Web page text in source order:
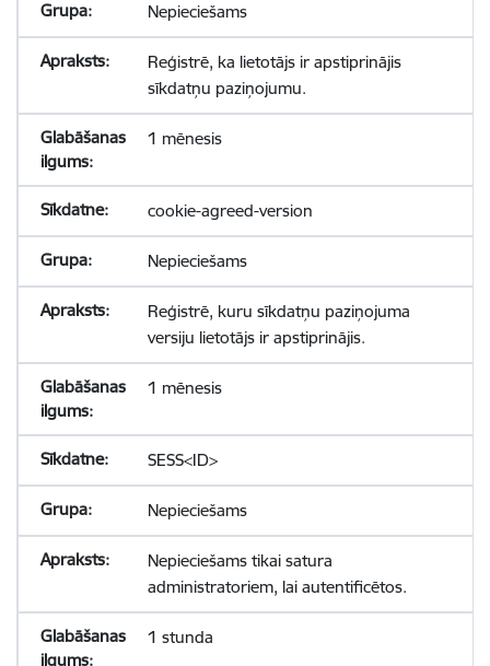
Nepieciešams
Reģistrē, ka lietotājs ir apstiprinājis
sīkdatņu paziņojumu.
1 mēnesis
cookie-agreed-version
Nepieciešams
Reģistrē, kuru sīkdatņu paziņojuma
versiju lietotājs ir apstiprinājis.
1 mēnesis
SESS<ID>
Nepieciešams
Nepieciešams tikai satura
administratoriem, lai autentificētos.
1 stunda